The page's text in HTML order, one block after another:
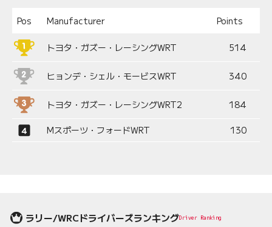
Pos Manufacturer Points
トヨタ・ガズー・レーシングWRT 514
ヒョンデ・シェル・モービスWRT 340
トヨタ・ガズー・レーシングWRT2 184
Mスポーツ・フォードWRT 130
ラリー/WRCドライバーズランキングDriver Ranking